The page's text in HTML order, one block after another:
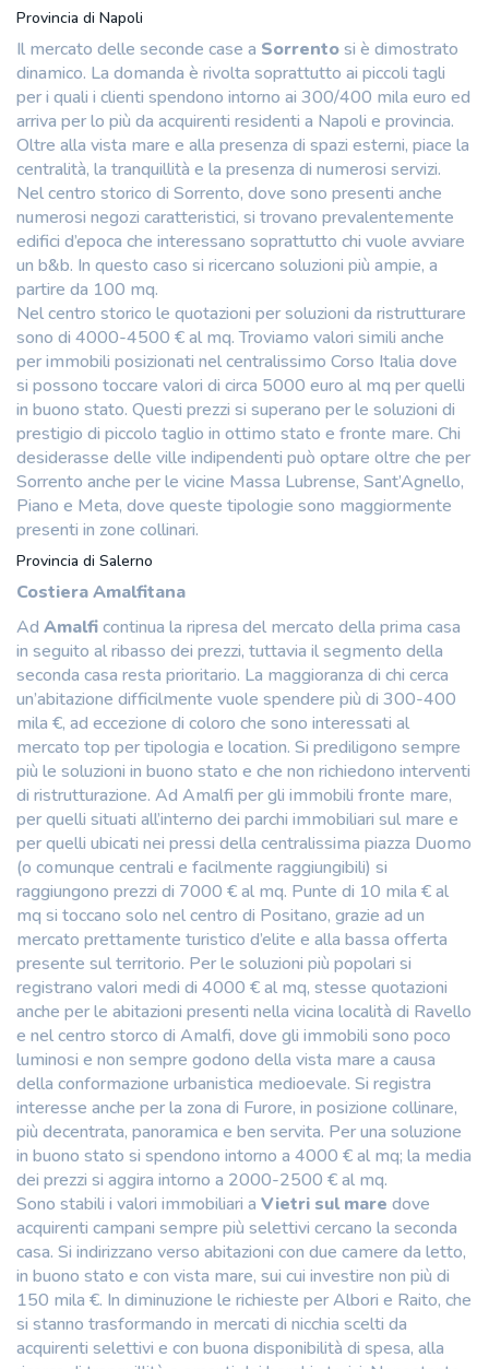
Provincia di Napoli
Il mercato delle seconde case a Sorrentosi è dimostrato
dinamico. La domanda è rivolta soprattutto ai piccoli tagli
per i quali i clienti spendono intorno ai 300/400 mila euro ed
arriva per lo più da acquirenti residenti a Napoli e provincia.
Oltre alla vista mare e alla presenza di spazi esterni, piace la
centralità, la tranquillità e la presenza di numerosi servizi.
Nel centro storico di Sorrento, dove sono presenti anche
numerosi negozi caratteristici, si trovano prevalentemente
edifici d’epoca che interessano soprattutto chi vuole avviare
un b&b. In questo caso si ricercano soluzioni più ampie, a
partire da 100 mq.
Nel centro storico le quotazioni per soluzioni da ristrutturare
sono di 4000-4500 € al mq. Troviamo valori simili anche
per immobili posizionati nel centralissimo Corso Italia dove
si possono toccare valori di circa 5000 euro al mq per quelli
in buono stato. Questi prezzi si superano per le soluzioni di
prestigio di piccolo taglio in ottimo stato e fronte mare. Chi
desiderasse delle ville indipendenti può optare oltre che per
Sorrento anche per le vicine Massa Lubrense, Sant’Agnello,
Piano e Meta, dove queste tipologie sono maggiormente
presenti in zone collinari.
Provincia di Salerno
Costiera Amalfitana
Ad Amalficontinua la ripresa del mercato della prima casa
in seguito al ribasso dei prezzi, tuttavia il segmento della
seconda casa resta prioritario. La maggioranza di chi cerca
un’abitazione difficilmente vuole spendere più di 300-400
mila €, ad eccezione di coloro che sono interessati al
mercato top per tipologia e location. Si prediligono sempre
più le soluzioni in buono stato e che non richiedono interventi
di ristrutturazione. Ad Amalfi per gli immobili fronte mare,
per quelli situati all’interno dei parchi immobiliari sul mare e
per quelli ubicati nei pressi della centralissima piazza Duomo
(o comunque centrali e facilmente raggiungibili) si
raggiungono prezzi di 7000 € al mq. Punte di 10 mila € al
mq si toccano solo nel centro di Positano, grazie ad un
mercato prettamente turistico d’elite e alla bassa offerta
presente sul territorio. Per le soluzioni più popolari si
registrano valori medi di 4000 € al mq, stesse quotazioni
anche per le abitazioni presenti nella vicina località di Ravello
e nel centro storco di Amalfi, dove gli immobili sono poco
luminosi e non sempre godono della vista mare a causa
della conformazione urbanistica medioevale. Si registra
interesse anche per la zona di Furore, in posizione collinare,
più decentrata, panoramica e ben servita. Per una soluzione
in buono stato si spendono intorno a 4000 € al mq; la media
dei prezzi si aggira intorno a 2000-2500 € al mq.
Sono stabili i valori immobiliari a Vietri sul mare dove
acquirenti campani sempre più selettivi cercano la seconda
casa. Si indirizzano verso abitazioni con due camere da letto,
in buono stato e con vista mare, sui cui investire non più di
150 mila €. In diminuzione le richieste per Albori e Raito, che
si stanno trasformando in mercati di nicchia scelti da
acquirenti selettivi e con buona disponibilità di spesa, alla